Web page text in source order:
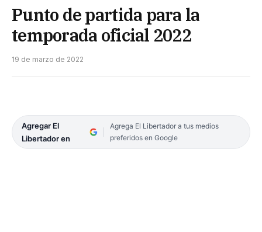
Punto de partida para la
temporada oficial 2022
19 de marzo de 2022
Agregar El
Libertador en
Agrega El Libertador a tus medios
preferidos en Google